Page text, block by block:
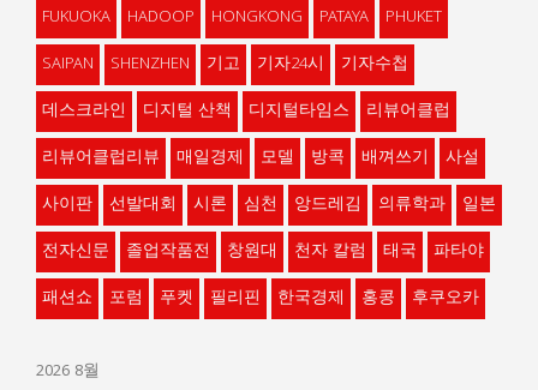
FUKUOKA
HADOOP HONGKONG PATAYA
PHUKET
SAIPAN
SHENZHEN 기고 기자24시
기자수첩
데스크라인
디지털 산책 디지털타임스
리뷰어클럽
리뷰어클럽리뷰
매일경제 모델 방콕 배껴쓰기
사설
사이판
선발대회 시론 심천 앙드레김 의류학과
일본
전자신문
졸업작품전 창원대 천자 칼럼 태국
파타야
패션쇼
포럼 푸켓 필리핀 한국경제 홍콩 후쿠오카
2026 8월